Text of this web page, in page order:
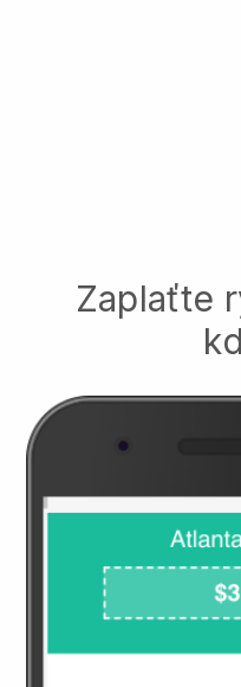
Zaplaťte